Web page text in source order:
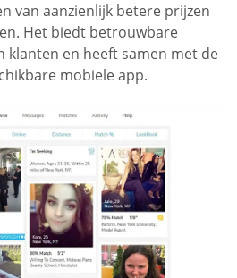
van aanzienlijk betere prijzen
Het biedt betrouwbare
klanten en heeft samen met de
mobiele app.